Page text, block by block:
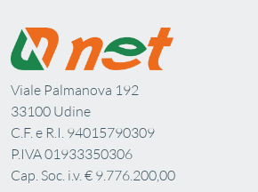
Viale Palmanova 192
33100 Udine
C.F. e R.I. 94015790309
P.IVA 01933350306
Cap. Soc. i.v. € 9.776.200,00